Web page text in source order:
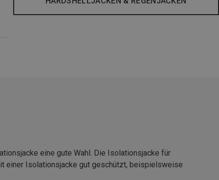
eine gute Wahl. Die Isolationsjacke für
einer Isolationsjacke gut geschützt, beispielsweise